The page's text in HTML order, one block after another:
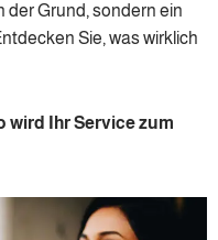
der Grund, sondern ein
Sie, was wirklich
wird Ihr Service zum